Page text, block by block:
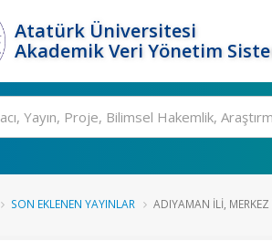
Atatürk Üniversitesi
Akademik Veri Yönetim
SON EKLENEN YAYINLAR ADIYAMAN İLİ,